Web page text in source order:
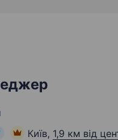
Київ, 1,9 км від